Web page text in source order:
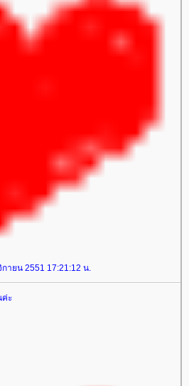
ายน 2551 17:21:12 น.
ะ